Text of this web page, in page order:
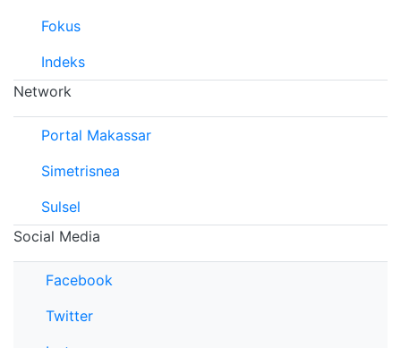
Fokus
Indeks
Network
Portal Makassar
Simetrisnea
Sulsel
Social Media
Facebook
Twitter